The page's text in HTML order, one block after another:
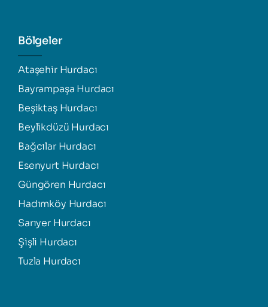
Bölgeler
Ataşehir Hurdacı
Bayrampaşa Hurdacı
Beşiktaş Hurdacı
Beylikdüzü Hurdacı
Bağcılar Hurdacı
Esenyurt Hurdacı
Güngören Hurdacı
Hadımköy Hurdacı
Sarıyer Hurdacı
Şişli Hurdacı
Tuzla Hurdacı